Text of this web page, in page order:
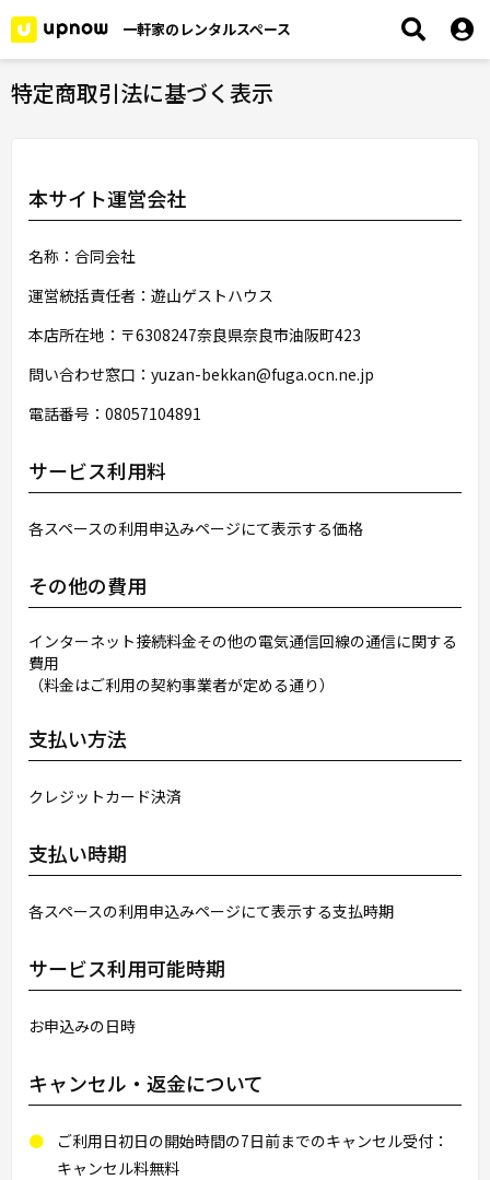
一軒家のレンタルスペース
特定商取引法に基づく表示
本サイト運営会社
名称：合同会社
運営統括責任者：遊山ゲストハウス
本店所在地：〒6308247奈良県奈良市油阪町423
問い合わせ窓口：yuzan-bekkan@fuga.ocn.ne.jp
電話番号：08057104891
サービス利用料
各スペースの利用申込みページにて表示する価格
その他の費用
インターネット接続料金その他の電気通信回線の通信に関する
費用
（料金はご利用の契約事業者が定める通り）
支払い方法
クレジットカード決済
支払い時期
各スペースの利用申込みページにて表示する支払時期
サービス利用可能時期
お申込みの日時
キャンセル・返金について
ご利用日初日の開始時間の7日前までのキャンセル受付：
キャンセル料無料